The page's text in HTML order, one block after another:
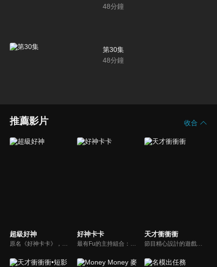
48分鐘
第30集
48分鐘
推薦影片 收合
超級好神 好神卡卡 天才衝衝衝
節目精心設計的遊戲內容，包括深受觀眾喜愛並且火紅於各大專院校的【TEMPO系列】，考驗藝人用肢體表達能力以及聯想能力的【你是WORD演】、【會演是英雄】，考驗英文程度的【EAR傳耳ABC】，超簡單、超爆笑的【看你怎麼說】，以及考驗藝人反應、機智以及隊友默契的【不可能的默契】等單元，逗趣又爆笑！